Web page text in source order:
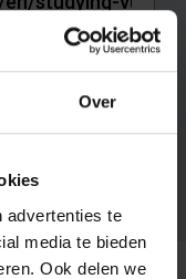
Over
advertenties te
media te bieden
Ook delen we
je de fout zag.